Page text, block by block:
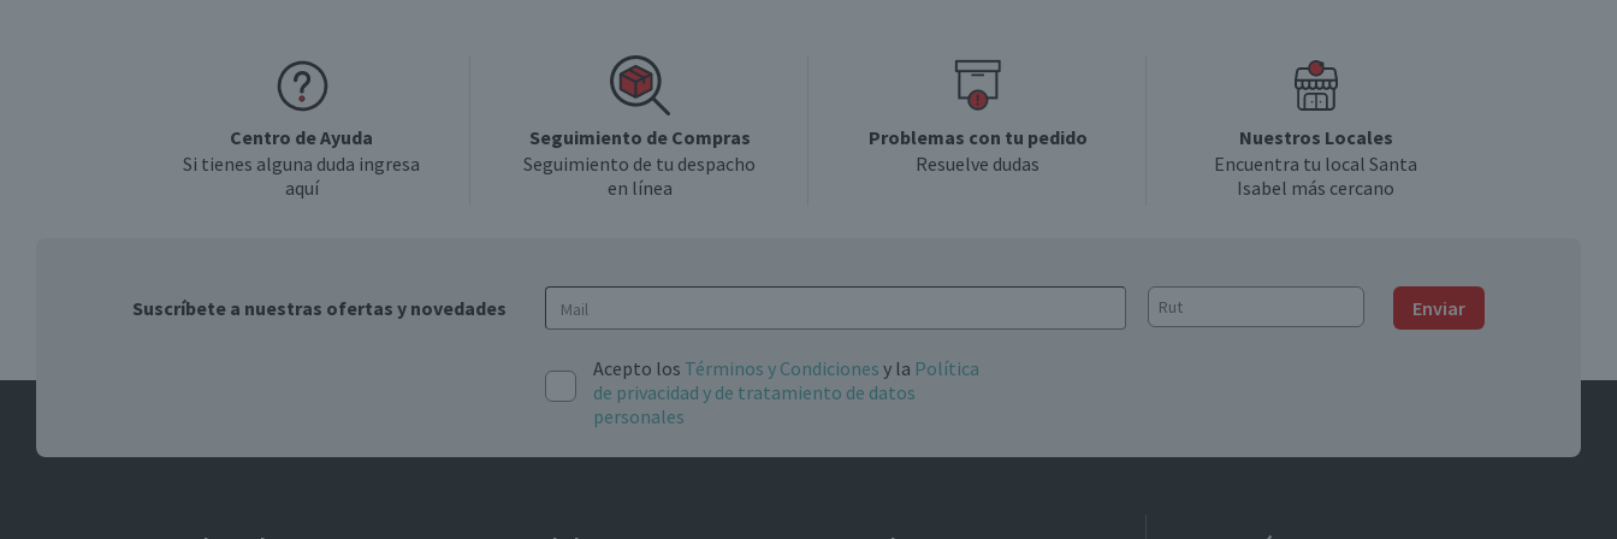
Centro de Ayuda
Si tienes alguna duda ingresa
aquí
Seguimiento de Compras
Seguimiento de tu despacho
en línea
Problemas con tu pedido
Resuelve dudas
Nuestros Locales
Encuentra tu local Santa
Isabel más cercano
Suscríbete a nuestras ofertas y novedades Enviar
Acepto los Términos y Condiciones y la Política
de privacidad y de tratamiento de datos
personales